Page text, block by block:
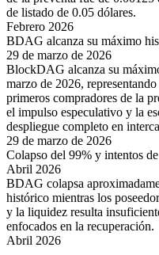
de listado de 0.05 dólares.
Febrero 2026
BDAG alcanza su máximo
29 de marzo de 2026
BlockDAG alcanza su
marzo de 2026,
primeros compradores de la
el impulso especulativo y la
despliegue completo en
29 de marzo de 2026
Colapso del 99% y intentos
Abril 2026
BDAG colapsa
histórico mientras los
y la liquidez resulta
enfocados en la recuperación.
Abril 2026